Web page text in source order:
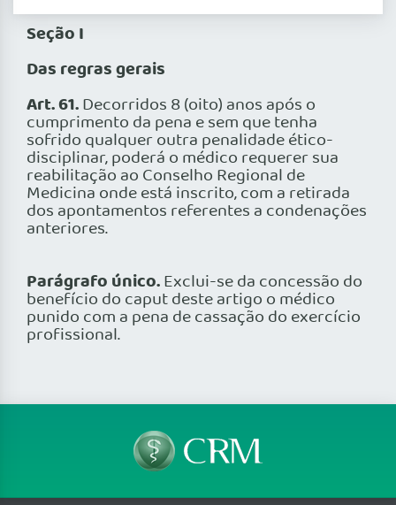
Seção I
Das regras gerais
Art. 61.Decorridos 8 (oito) anos após o
cumprimento da pena e sem que tenha
sofrido qualquer outra penalidade ético-
disciplinar, poderá o médico requerer sua
reabilitação ao Conselho Regional de
Medicina onde está inscrito, com a retirada
dos apontamentos referentes a condenações
anteriores.
Parágrafo único.Exclui-se da concessão do
benefício do caput deste artigo o médico
punido com a pena de cassação do exercício
profissional.